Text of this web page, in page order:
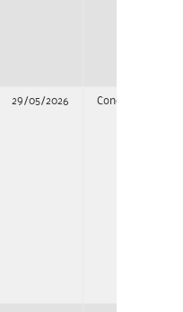
29/05/2026 Concurso